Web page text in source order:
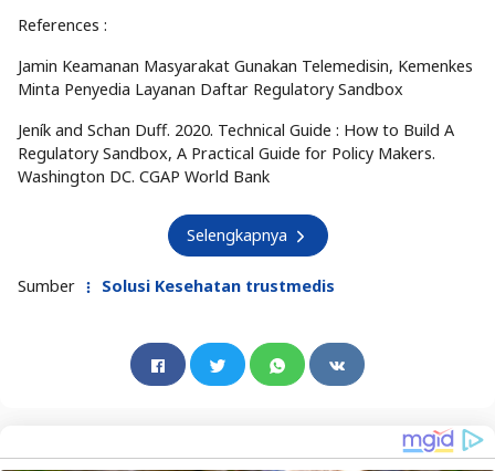
References :
Jamin Keamanan Masyarakat Gunakan Telemedisin, Kemenkes
Minta Penyedia Layanan Daftar Regulatory Sandbox
Jeník and Schan Duff. 2020. Technical Guide : How to Build A
Regulatory Sandbox, A Practical Guide for Policy Makers.
Washington DC. CGAP World Bank
Selengkapnya
Sumber Solusi Kesehatan trustmedis